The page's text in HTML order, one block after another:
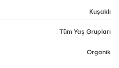
Kuşaklı
Tüm Yaş Grupları
Organik